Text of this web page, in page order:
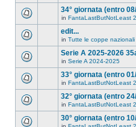
34° giornata (entro
in FantaLastButNotLeast
edit...
in Tutte le coppe
Serie A 2025-2026
in Serie A 2024-2025
33° giornata (entro
in FantaLastButNotLeast
32° giornata (entro
in FantaLastButNotLeast
30° giornata (entro